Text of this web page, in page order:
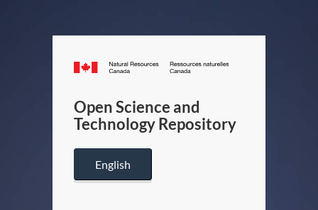
Canada.ca
/
Canada
Open Science and
Technology Repository
English